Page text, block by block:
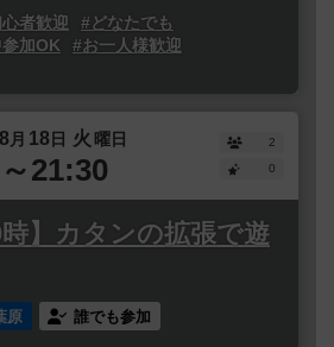
者歓迎
#どなたでも
加OK
#お一人様歓迎
月 18日 火 曜日
21:30
2
0
時】カタンの拡張で遊
原 誰でも参加